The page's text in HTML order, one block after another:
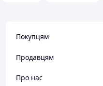
Покупцям
Продавцям
Про нас